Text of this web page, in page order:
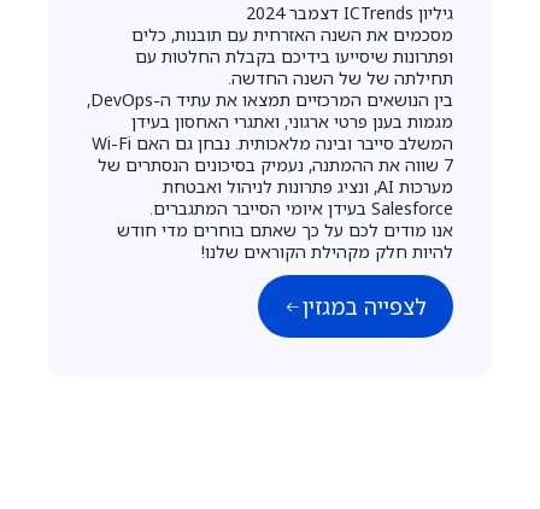
גיליון ICTrends דצמבר 2024
מסכמים את השנה האזרחית עם תובנות, כלים
ופתרונות שיסייעו בידיכם בקבלת החלטות עם
תחילתה של של השנה החדשה.
בין הנושאים המרכזיים תמצאו את עתיד ה-DevOps,
מגמות בענן פרטי ארגוני, ואתגרי האחסון בעידן
המשלב סייבר ובינה מלאכותית. נבחן גם האם Wi-Fi
7 שווה את ההמתנה, נעמיק בסיכונים הנסתרים של
מערכות AI, ונציג פתרונות לניהול ואבטחת
Salesforce בעידן איומי הסייבר המתגברים.
אנו מודים לכם על כך שאתם בוחרים מדי חודש
להיות חלק מקהילת הקוראים שלנו!
לצפייה במגזין